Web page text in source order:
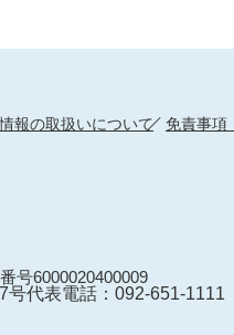
報の取扱いについて 免責事項
号6000020400009
号代表電話：092-651-1111